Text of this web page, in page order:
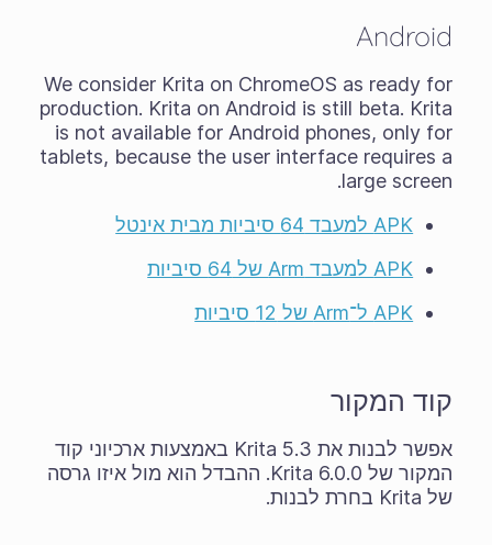
Android
We consider Krita on ChromeOS as ready for
production. Krita on Android is still beta. Krita
is not available for Android phones, only for
tablets, because the user interface requires a
large screen.
APK למעבד 64 סיביות מבית אינטל
APK למעבד Arm של 64 סיביות
APK ל־Arm של 12 סיביות
קוד המקור
אפשר לבנות את Krita 5.3 באמצעות ארכיוני קוד
המקור של Krita 6.0.0. ההבדל הוא מול איזו גרסה
של Krita בחרת לבנות.